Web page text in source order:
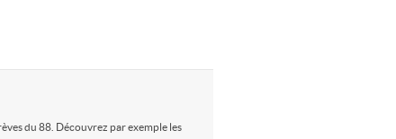
du 88. Découvrez par exemple les